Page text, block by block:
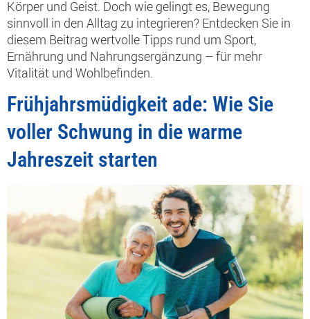
Körper und Geist. Doch wie gelingt es, Bewegung
sinnvoll in den Alltag zu integrieren? Entdecken Sie in
diesem Beitrag wertvolle Tipps rund um Sport,
Ernährung und Nahrungsergänzung – für mehr
Vitalität und Wohlbefinden.
Frühjahrsmüdigkeit ade: Wie Sie
voller Schwung in die warme
Jahreszeit starten